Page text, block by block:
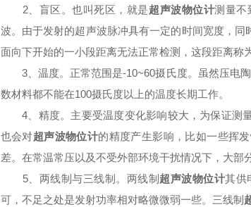
2、盲区。也叫死区，就是超声波物位计测量不
波。由于发射的超声波脉冲具有一定的时间宽度，
面向下开始的一小段距离无法正常检测，这段距离称
3、温度。正常范围是-10~60摄氏度。虽然压电陶
数材料都不能在100摄氏度以上的温度长期工作。
4、精度。主要受温度变化影响较大，为保证测
也会对超声波物位计的精度产生影响，比如一些挥
差。在常温常压以及不受外部环境干扰情况下，大部
5、两线制与三线制。两线制 超声波物位计其供
可，不足之处是发射功率相对略微微弱一些。三线制